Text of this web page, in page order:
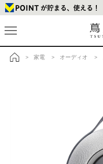
> 家電 > オーディオ >